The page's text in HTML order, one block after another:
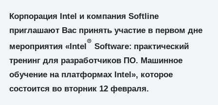
Корпорация Intel и компания Softline
приглашают Вас принять участие в первом дне
мероприятия «Intel® Software: практический
тренинг для разработчиков ПО. Машинное
обучение на платформах Intel», которое
состоится во вторник 12 февраля.